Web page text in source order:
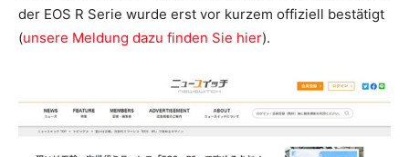
der EOS R Serie wurde erst vor kurzem offiziell bestätigt
(unsere Meldung dazu finden Sie hier).